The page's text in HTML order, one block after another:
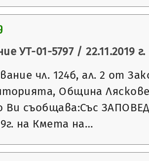
УТ-01-5797 / 22.11.2019 г.
чл. 124б, ал. 2 от
Община
Ви съобщава:Със
на Кмета на…